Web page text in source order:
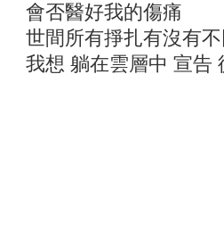
會否醫好我的傷痛
世間所有掙扎有沒有不
我想 躺在雲層中 宣告